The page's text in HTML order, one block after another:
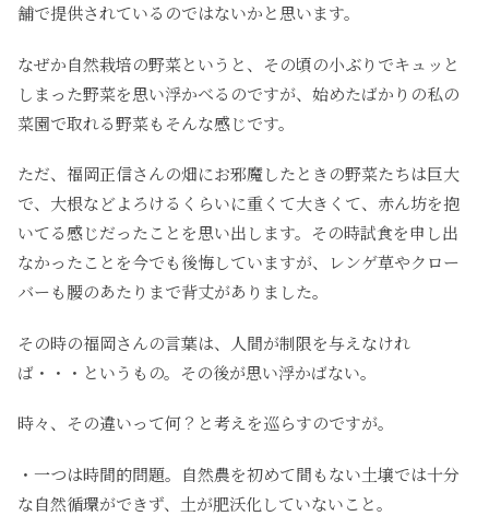
舗で提供されているのではないかと思います。
なぜか自然栽培の野菜というと、その頃の小ぶりでキュッと
しまった野菜を思い浮かべるのですが、始めたばかりの私の
菜園で取れる野菜もそんな感じです。
ただ、福岡正信さんの畑にお邪魔したときの野菜たちは巨大
で、大根などよろけるくらいに重くて大きくて、赤ん坊を抱
いてる感じだったことを思い出します。その時試食を申し出
なかったことを今でも後悔していますが、レンゲ草やクロー
バーも腰のあたりまで背丈がありました。
その時の福岡さんの言葉は、人間が制限を与えなけれ
ば・・・というもの。その後が思い浮かばない。
時々、その違いって何？と考えを巡らすのですが。
・一つは時間的問題。自然農を初めて間もない土壌では十分
な自然循環ができず、土が肥沃化していないこと。